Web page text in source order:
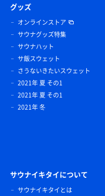
グッズ
オンラインストア
サウナグッズ特集
サウナハット
サ飯スウェット
さうないきたいスウェット
2021年 夏 その1
2021年 夏 その1
2021年 冬
サウナイキタイについて
サウナイキタイとは